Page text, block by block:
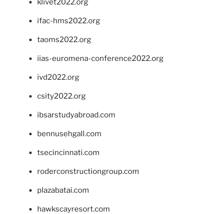
klivet2022.org
ifac-hms2022.org
taoms2022.org
iias-euromena-conference2022.org
ivd2022.org
csity2022.org
ibsarstudyabroad.com
bennusehgall.com
tsecincinnati.com
roderconstructiongroup.com
plazabatai.com
hawkscayresort.com